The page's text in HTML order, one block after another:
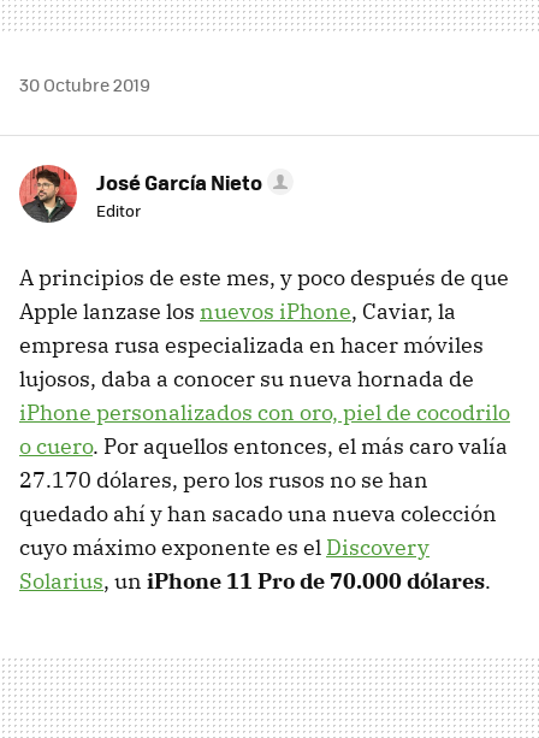
30 Octubre 2019
José García Nieto
Editor
A principios de este mes, y poco después de que
Apple lanzase los nuevos iPhone, Caviar, la
empresa rusa especializada en hacer móviles
lujosos, daba a conocer su nueva hornada de
iPhone personalizados con oro, piel de cocodrilo
o cuero. Por aquellos entonces, el más caro valía
27.170 dólares, pero los rusos no se han
quedado ahí y han sacado una nueva colección
cuyo máximo exponente es el Discovery
Solarius, un iPhone 11 Pro de 70.000 dólares.